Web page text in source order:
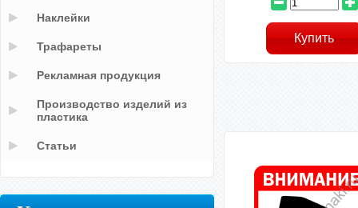
Наклейки
Трафареты
Рекламная продукция
Производство изделий из
пластика
Статьи